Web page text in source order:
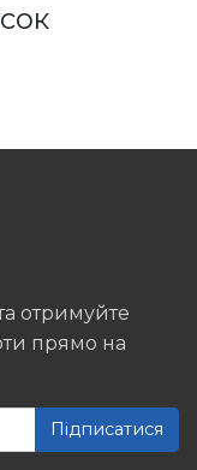
отримуйте
прямо на
Підписатися